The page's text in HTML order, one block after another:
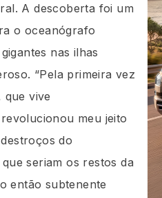
A descoberta foi um
o oceanógrafo
nas ilhas
“Pela primeira vez
que vive
meu jeito
do
seriam os restos da
então subtenente